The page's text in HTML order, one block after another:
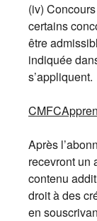
(iv)
certains
être
indiquée
s’appliquent.
Après
recevront un
contenu
droit à des
en